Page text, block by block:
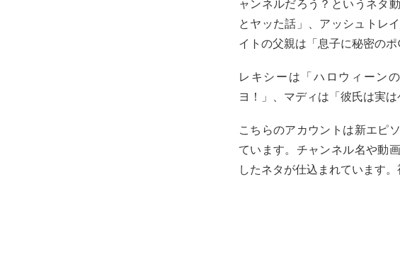
ャンネルだろう？というネタ
とヤッた話」、アッシュトレ
イトの父親は「息子に秘密の
レキシーは「ハロウィーン
ヨ！」、マディは「彼氏は実
こちらのアカウントは新エピ
ています。チャンネル名や動
したネタが仕込まれています